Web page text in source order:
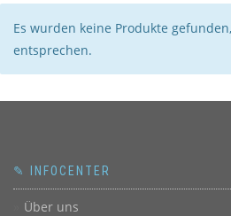
Es wurden keine Produkte
entsprechen.
✎ INFOCENTER
Über uns